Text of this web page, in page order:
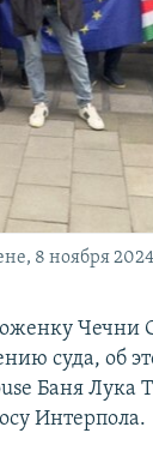
8 ноября 2024
Чечни
суда, об
Баня Лука
Интерпола.